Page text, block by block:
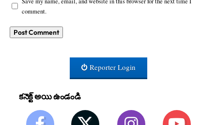
comment.
Reporter Login
కనెక్ట్ అయి ఉండండి